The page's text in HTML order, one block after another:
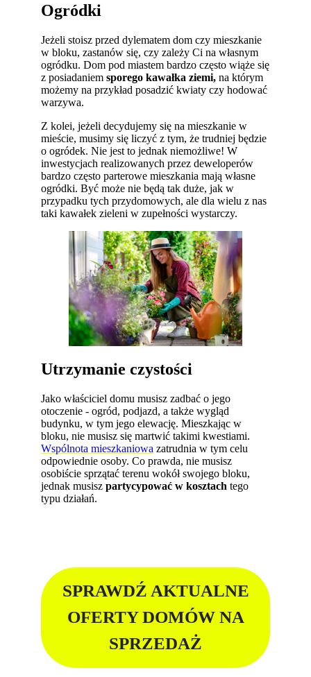
Ogródki
Jeżeli stoisz przed dylematem dom czy mieszkanie
w bloku, zastanów się, czy zależy Ci na własnym
ogródku. Dom pod miastem bardzo często wiąże się
z posiadaniem sporego kawałka ziemi, na którym
możemy na przykład posadzić kwiaty czy hodować
warzywa.
Z kolei, jeżeli decydujemy się na mieszkanie w
mieście, musimy się liczyć z tym, że trudniej będzie
o ogródek. Nie jest to jednak niemożliwe! W
inwestycjach realizowanych przez deweloperów
bardzo często parterowe mieszkania mają własne
ogródki. Być może nie będą tak duże, jak w
przypadku tych przydomowych, ale dla wielu z nas
taki kawałek zieleni w zupełności wystarczy.
Utrzymanie czystości
Jako właściciel domu musisz zadbać o jego
otoczenie - ogród, podjazd, a także wygląd
budynku, w tym jego elewację. Mieszkając w
bloku, nie musisz się martwić takimi kwestiami.
Wspólnota mieszkaniowa zatrudnia w tym celu
odpowiednie osoby. Co prawda, nie musisz
osobiście sprzątać terenu wokół swojego bloku,
jednak musiszpartycypować w kosztach tego
typu działań.
SPRAWDŹ AKTUALNE
OFERTY DOMÓW NA
SPRZEDAŻ